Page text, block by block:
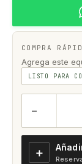
COMPRA
Agrega este
LISTO PARA
−
＋